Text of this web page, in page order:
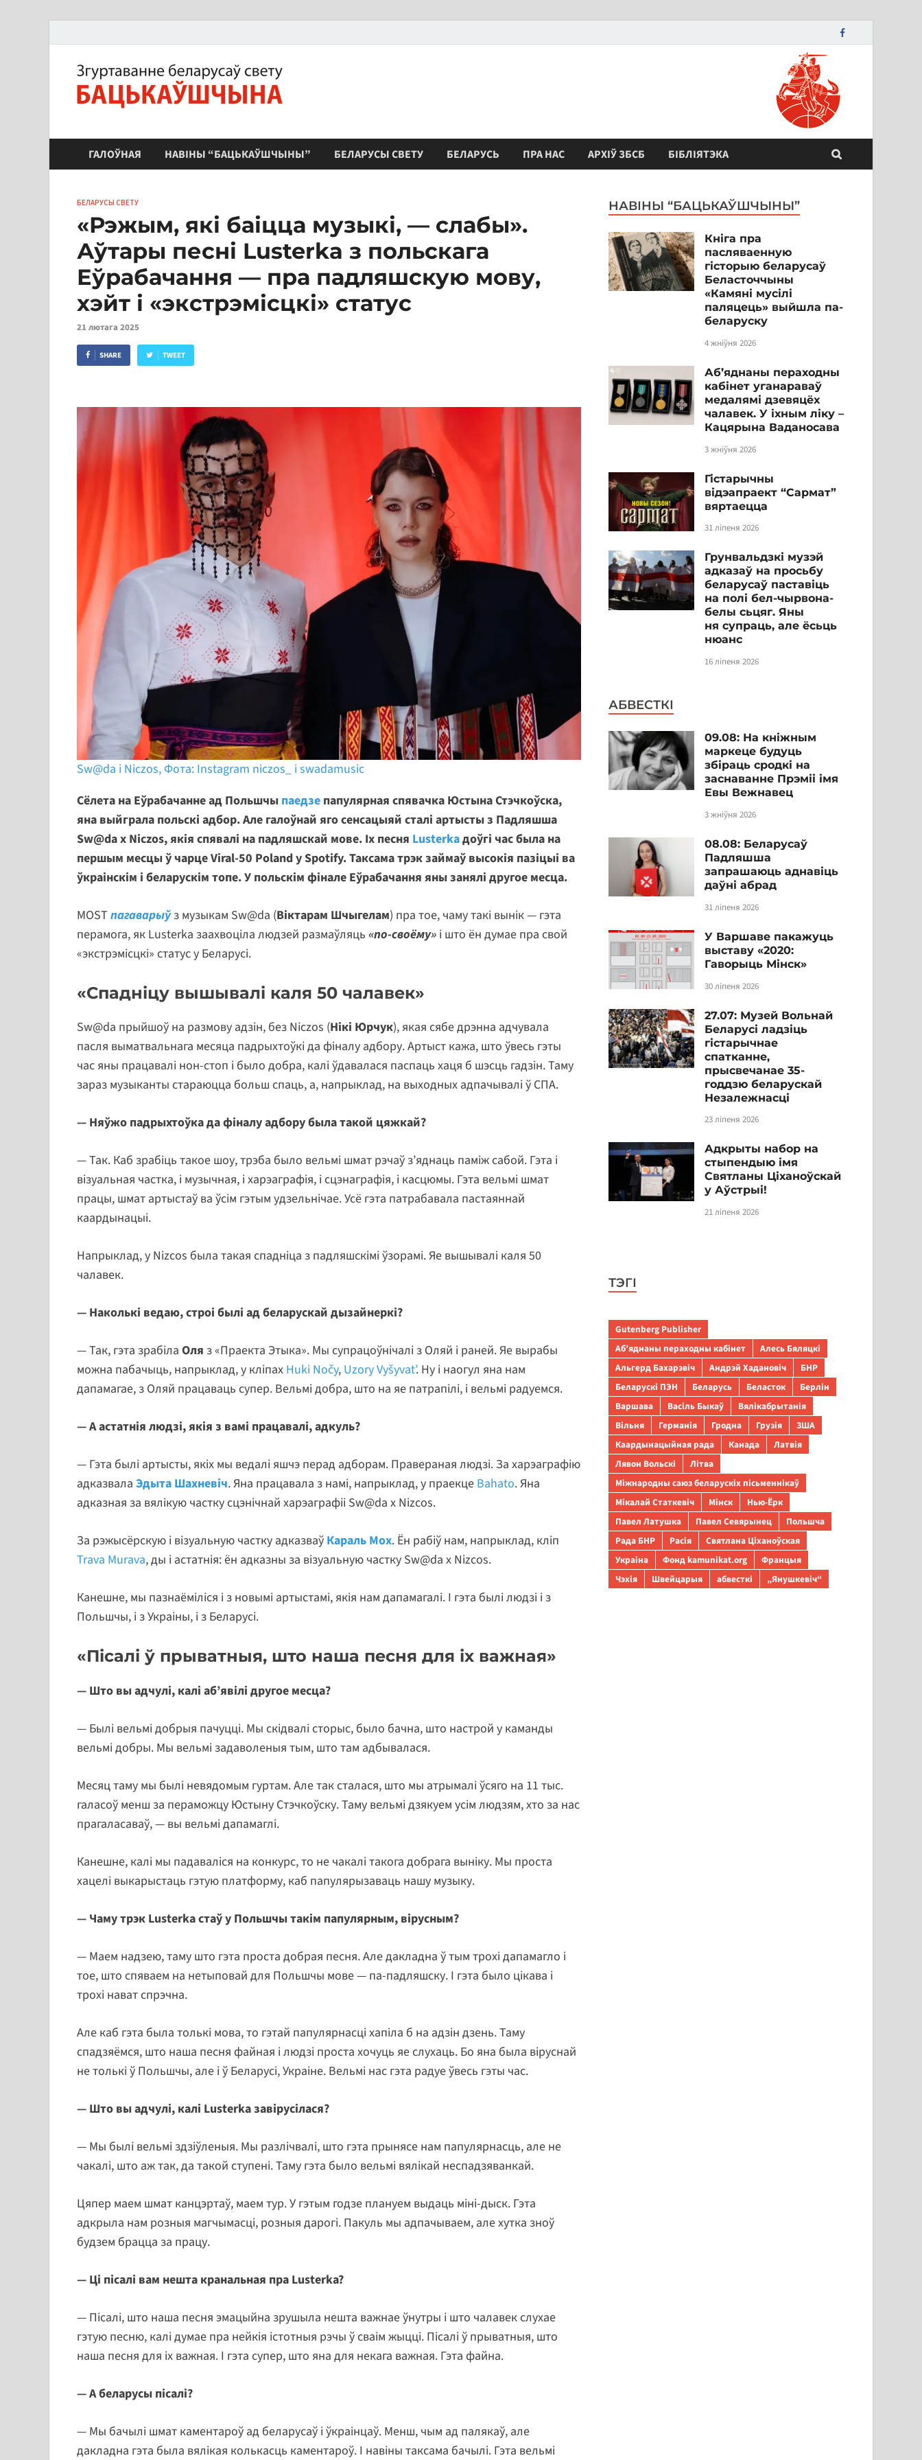
ЗБС "Бацькаўшчына"
ГАЛОЎНАЯ НАВІНЫ “БАЦЬКАЎШЧЫНЫ” БЕЛАРУСЫ СВЕТУ БЕЛАРУСЬ ПРА НАС АРХІЎ ЗБСБ БІБЛІЯТЭКА
БЕЛАРУСЫ СВЕТУ
«Рэжым, які баіцца музыкі, — слабы».
Аўтары песні Lusterka з польскага
Еўрабачання — пра падляшскую мову,
хэйт і «экстрэмісцкі» статус
21 лютага 2025
SHARE TWEET
Sw@da i Niczos, Фота: Instagram niczos_ і swadamusic
Сёлета на Еўрабачанне ад Польшчы паедзе папулярная спявачка Юстына Стэчкоўска,
яна выйграла польскі адбор. Але галоўнай яго сенсацыяй сталі артысты з Падляшша
Sw@da x Niczos, якія спявалі на падляшскай мове. Іх песня Lusterkaдоўгі час была на
першым месцы ў чарце Viral-50 Poland у Spotify. Таксама трэк займаў высокія пазіцыі ва
ўкраінскім і беларускім топе. У польскім фінале Еўрабачання яны занялі другое месца.
MOSTпагаварыўз музыкам Sw@da (Віктарам Шчыгелам) пра тое, чаму такі вынік — гэта
перамога, як Lusterka заахвоціла людзей размаўляць «по-своёму» і што ён думае пра свой
«экстрэмісцкі» статус у Беларусі.
«Спадніцу вышывалі каля 50 чалавек»
Sw@da прыйшоў на размову адзін, без Niczos (Нікі Юрчук), якая сябе дрэнна адчувала
пасля выматвальнага месяца падрыхтоўкі да фіналу адбору. Артыст кажа, што ўвесь гэты
час яны працавалі нон-стоп і было добра, калі ўдавалася паспаць хаця б шэсць гадзін. Таму
зараз музыканты стараюцца больш спаць, а, напрыклад, на выходных адпачывалі ў СПА.
— Няўжо падрыхтоўка да фіналу адбору была такой цяжкай?
— Так. Каб зрабіць такое шоу, трэба было вельмі шмат рэчаў з’яднаць паміж сабой. Гэта і
візуальная частка, і музычная, і харэаграфія, і сцэнаграфія, і касцюмы. Гэта вельмі шмат
працы, шмат артыстаў ва ўсім гэтым удзельнічае. Усё гэта патрабавала пастаяннай
каардынацыі.
Напрыклад, у Nizcos была такая спадніца з падляшскімі ўзорамі. Яе вышывалі каля 50
чалавек.
— Наколькі ведаю, строі былі ад беларускай дызайнеркі?
— Так, гэта зрабіла Оля з «Праекта Этыка». Мы супрацоўнічалі з Оляй і раней. Яе вырабы
можна пабачыць, напрыклад, у кліпах Huki Nočy, Uzory Vyšyvat’. Ну і наогул яна нам
дапамагае, з Оляй працаваць супер. Вельмі добра, што на яе патрапілі, і вельмі радуемся.
— А астатнія людзі, якія з вамі працавалі, адкуль?
— Гэта былі артысты, якіх мы ведалі яшчэ перад адборам. Правераная людзі. За харэаграфію
адказвала Эдыта Шахневіч. Яна працавала з намі, напрыклад, у праекце Bahato. Яна
адказная за вялікую частку сцэнічнай харэаграфіі Sw@da x Nizcos.
За рэжысёрскую і візуальную частку адказваў Караль Мох. Ён рабіў нам, напрыклад, кліп
Trava Murava, ды і астатнія: ён адказны за візуальную частку Sw@da x Nizcos.
Канешне, мы пазнаёміліся і з новымі артыстамі, якія нам дапамагалі. І гэта былі людзі і з
Польшчы, і з Украіны, і з Беларусі.
«Пісалі ў прыватныя, што наша песня для іх важная»
— Што вы адчулі, калі аб’явілі другое месца?
— Былі вельмі добрыя пачуцці. Мы скідвалі сторыс, было бачна, што настрой у каманды
вельмі добры. Мы вельмі задаволеныя тым, што там адбывалася.
Месяц таму мы былі невядомым гуртам. Але так сталася, што мы атрымалі ўсяго на 11 тыс.
галасоў менш за пераможцу Юстыну Стэчкоўску. Таму вельмі дзякуем усім людзям, хто за нас
прагаласаваў, — вы вельмі дапамаглі.
Канешне, калі мы падаваліся на конкурс, то не чакалі такога добрага выніку. Мы проста
хацелі выкарыстаць гэтую платформу, каб папулярызаваць нашу музыку.
— Чаму трэк Lusterkaстаў у Польшчы такім папулярным, вірусным?
— Маем надзею, таму што гэта проста добрая песня. Але дакладна ў тым трохі дапамагло і
тое, што спяваем на нетыповай для Польшчы мове — па-падляшску. І гэта было цікава і
трохі нават спрэчна.
Але каб гэта была толькі мова, то гэтай папулярнасці хапіла б на адзін дзень. Таму
спадзяёмся, што наша песня файная і людзі проста хочуць яе слухаць. Бо яна была віруснай
не толькі ў Польшчы, але і ў Беларусі, Украіне. Вельмі нас гэта радуе ўвесь гэты час.
— Што вы адчулі, калі Lusterkaзавірусілася?
— Мы былі вельмі здзіўленыя. Мы разлічвалі, што гэта прынясе нам папулярнасць, але не
чакалі, што аж так, да такой ступені. Таму гэта было вельмі вялікай неспадзяванкай.
Цяпер маем шмат канцэртаў, маем тур. У гэтым годзе плануем выдаць міні-дыск. Гэта
адкрыла нам розныя магчымасці, розныя дарогі. Пакуль мы адпачываем, але хутка зноў
будзем брацца за працу.
— Ці пісалі вам нешта кранальная пра Lusterka?
— Пісалі, што наша песня эмацыйна зрушыла нешта важнае ўнутры і што чалавек слухае
гэтую песню, калі думае пра нейкія істотныя рэчы ў сваім жыцці. Пісалі ў прыватныя, што
наша песня для іх важная. І гэта супер, што яна для некага важная. Гэта файна.
— А беларусы пісалі?
— Мы бачылі шмат каментароў ад беларусаў і ўкраінцаў. Менш, чым ад палякаў, але
дакладна гэта была вялікая колькасць каментароў. І навіны таксама бачылі. Гэта вельмі
НАВІНЫ “БАЦЬКАЎШЧЫНЫ”
Кніга пра
пасляваенную
гісторыю беларусаў
Беласточчыны
«Камяні мусілі
паляцець» выйшла па-
беларуску
4 жніўня 2026
Аб’яднаны пераходны
кабінет уганараваў
медалямі дзевяцёх
чалавек. У іхным ліку –
Кацярына Ваданосава
3 жніўня 2026
Гістарычны
відэапраект “Сармат”
вяртаецца
31 ліпеня 2026
Грунвальдзкі музэй
адказаў на просьбу
беларусаў паставіць
на полі бел-чырвона-
белы сьцяг. Яны
ня супраць, але ёсьць
нюанс
16 ліпеня 2026
АБВЕСТКІ
09.08: На кніжным
маркеце будуць
збіраць сродкі на
заснаванне Прэміі імя
Евы Вежнавец
3 жніўня 2026
08.08: Беларусаў
Падляшша
запрашаюць аднавіць
даўні абрад
31 ліпеня 2026
У Варшаве пакажуць
выставу «2020:
Гаворыць Мінск»
30 ліпеня 2026
27.07: Музей Вольнай
Беларусі ладзіць
гістарычнае
спатканне,
прысвечанае 35-
годдзю беларускай
Незалежнасці
23 ліпеня 2026
Адкрыты набор на
стыпендыю імя
Святланы Ціханоўскай
у Аўстрыі!
21 ліпеня 2026
ТЭГІ
Gutenberg Publisher
Аб’яднаны пераходны кабінет
Алесь Бяляцкі
Альгерд Бахарэвіч
Андрэй Хадановіч
БНР
Беларускі ПЭН
Беларусь Беласток
Берлін
Варшава
Васіль Быкаў
Вялікабрытанія
Вільня
Германія Гродна Грузія
ЗША
Каардынацыйная рада
Канада
Латвія
Лявон Вольскі
Літва
Міжнародны саюз беларускіх пісьменнікаў
Мікалай Статкевіч
Мінск
Нью-Ёрк
Павел Латушка
Павел Севярынец
Польшча
Рада БНР
Расія
Святлана Ціханоўская
Украіна
Фонд kamunikat.org
Францыя
Чэхія
Швейцарыя абвесткі „Янушкевіч“